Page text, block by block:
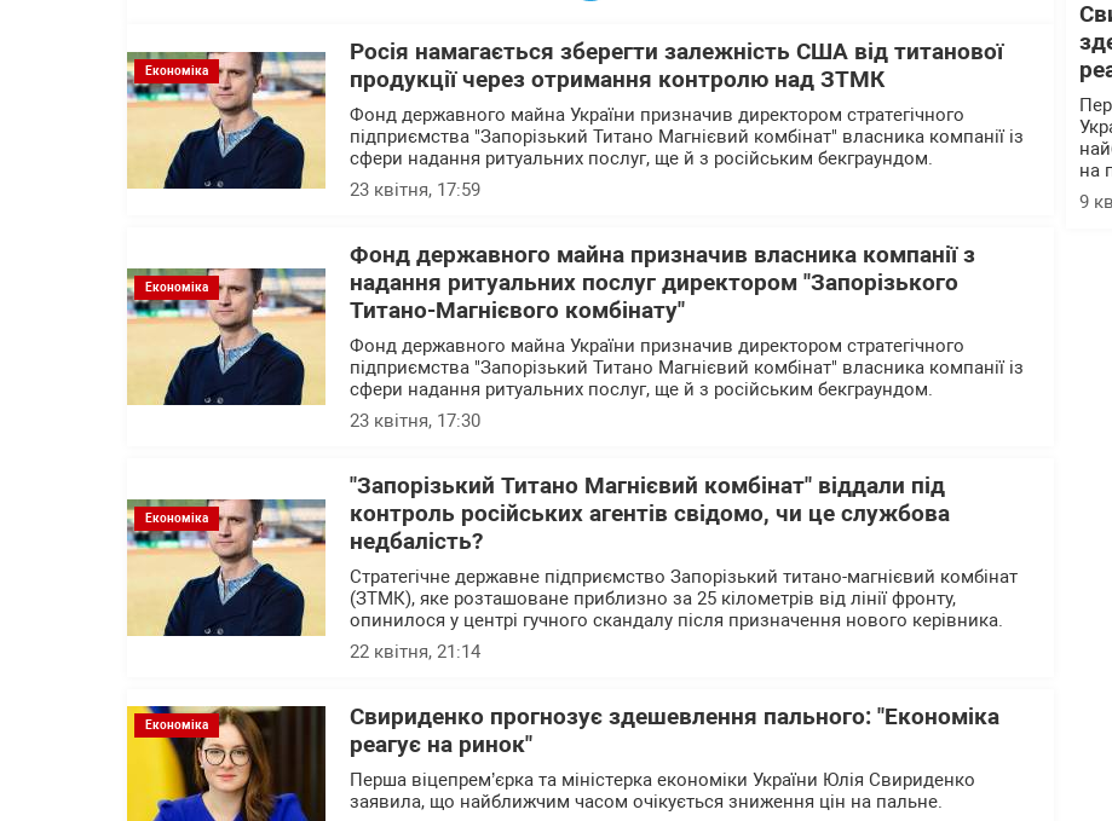
Економіка
Росія намагається зберегти залежність США від титанової
продукції через отримання контролю над ЗТМК
Фонд державного майна України призначив директором стратегічного
підприємства "Запорізький Титано Магнієвий комбінат" власника компанії із
сфери надання ритуальних послуг, ще й з російським бекграундом.
23 квітня, 17:59
Економіка
Фонд державного майна призначив власника компанії з
надання ритуальних послуг директором "Запорізького
Титано-Магнієвого комбінату"
Фонд державного майна України призначив директором стратегічного
підприємства "Запорізький Титано Магнієвий комбінат" власника компанії із
сфери надання ритуальних послуг, ще й з російським бекграундом.
23 квітня, 17:30
Економіка
"Запорізький Титано Магнієвий комбінат" віддали під
контроль російських агентів свідомо, чи це службова
недбалість?
Стратегічне державне підприємство Запорізький титано-магнієвий комбінат
(ЗТМК), яке розташоване приблизно за 25 кілометрів від лінії фронту,
опинилося у центрі гучного скандалу після призначення нового керівника.
22 квітня, 21:14
Економіка
Свириденко прогнозує здешевлення пального: "Економіка
реагує на ринок"
Перша віцепрем’єрка та міністерка економіки України Юлія Свириденко
заявила, що найближчим часом очікується зниження цін на пальне.
на
9